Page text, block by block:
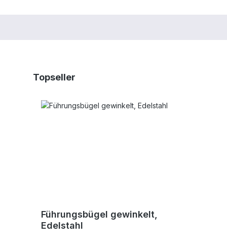
Produktgalerie überspringen
Topseller
Führungsbügel gewinkelt,
Edelstahl